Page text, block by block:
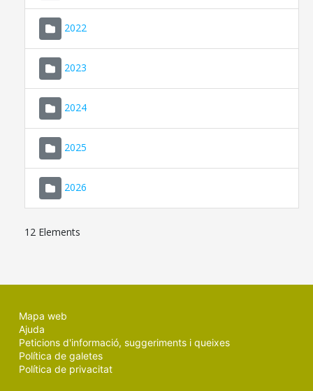
2022
2023
2024
2025
2026
12 Elements
Mapa web
Ajuda
Peticions d'informació, suggeriments i queixes
Política de galetes
Política de privacitat